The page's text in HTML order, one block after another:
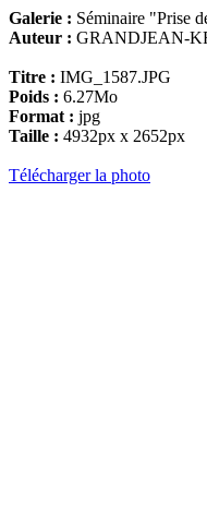
Galerie : Séminaire "Prise
Auteur : GRANDJEAN-
Titre : IMG_1587.JPG
Poids : 6.27Mo
Format : jpg
Taille : 4932px x 2652px
Télécharger la photo